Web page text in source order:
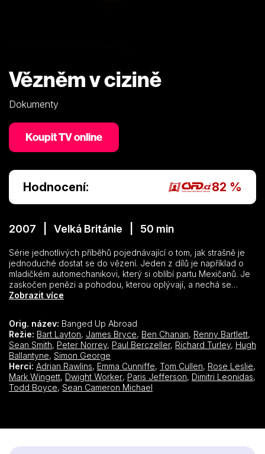
Vězněm v cizině
Dokumenty
Koupit TV online
Hodnocení: 82 %
2007 | Velká Británie | 50 min
Série jednotlivých příběhů pojednávající o tom, jak strašně je
jednoduché dostat se do vězení. Jeden z dílů je například o
mladičkém automechanikovi, který si oblíbí partu Mexičanů. Je
zaskočen penězi a pohodou, kterou oplývají, a nechá se
zatáhnout do pašování marihuany přes mexicko-americké
zklamání matky, roky života v mexickém vězení a to, že nikdy
nespatří svoji dceru… Vysvobození přichází až s příkazem
převézt vězně do Texasu, kde si místo následujících sedmi let
odsedí jen několik měsíců.
Zobrazit více
Orig. název: Banged Up Abroad
Režie: Bart Layton, James Bryce, Ben Chanan, Renny Bartlett,
Sean Smith, Peter Norrey, Paul Berczeller, Richard Turley, Hugh
Ballantyne, Simon George
Herci: Adrian Rawlins, Emma Cunniffe, Tom Cullen, Rose Leslie,
Mark Wingett, Dwight Worker, Paris Jefferson, Dimitri Leonidas,
Todd Boyce, Sean Cameron Michael